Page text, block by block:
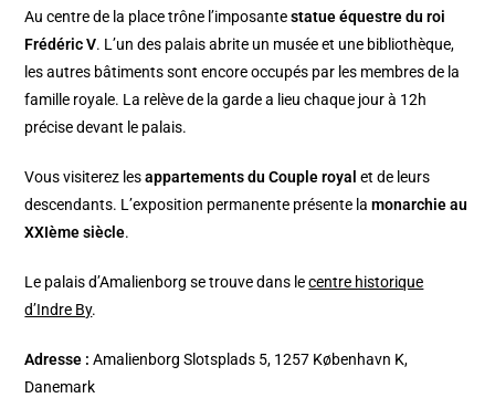
Au centre de la place trône l’imposantestatue équestre du roi
Frédéric V. L’un des palais abrite un musée et une bibliothèque,
les autres bâtiments sont encore occupés par les membres de la
famille royale. La relève de la garde a lieu chaque jour à 12h
précise devant le palais.
Vous visiterez lesappartements du Couple royal et de leurs
descendants. L’exposition permanente présente lamonarchie au
XXIème siècle.
Le palais d’Amalienborg se trouve dans lecentre historique
d’Indre By.
Adresse : Amalienborg Slotsplads 5, 1257 København K,
Danemark